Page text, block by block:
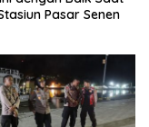
Pasar Senen